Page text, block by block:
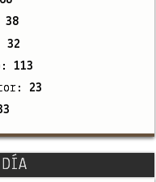
38
32
113
23
DÍA